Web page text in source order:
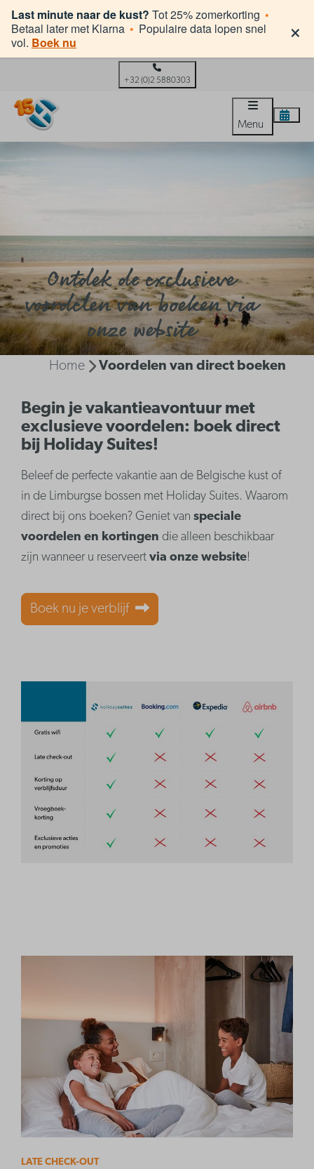
Last minute naar de kust? Tot 25% zomerkorting •
Betaal later met Klarna • Populaire data lopen snel
vol. Boek nu ×
+32 (0)2 5880303
Menu
Ontdek de exclusieve
voordelen van boeken via
onze website
Home Voordelen van direct boeken
Begin je vakantieavontuur met
exclusieve voordelen: boek direct
bij Holiday Suites!
Beleef de perfecte vakantie aan de Belgische kust of
in de Limburgse bossen met Holiday Suites. Waarom
direct bij ons boeken? Geniet vanspeciale
voordelen en kortingen die alleen beschikbaar
zijn wanneer u reserveertvia onze website!
Boek nu je verblijf
LATE CHECK-OUT